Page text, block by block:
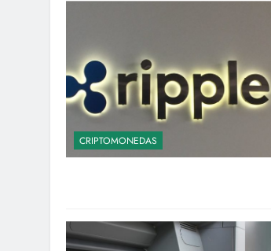
CRIPTOMONEDAS